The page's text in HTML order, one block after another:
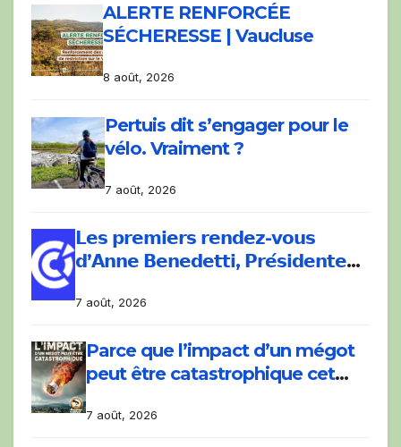
ALERTE RENFORCÉE
SÉCHERESSE | Vaucluse
8 août, 2026
Pertuis dit s’engager pour le
vélo. Vraiment ?
7 août, 2026
𝗟𝗲𝘀 𝗽𝗿𝗲𝗺𝗶𝗲𝗿𝘀 𝗿𝗲𝗻𝗱𝗲𝘇-𝘃𝗼𝘂𝘀
𝗱’𝗔𝗻𝗻𝗲 𝗕𝗲𝗻𝗲𝗱𝗲𝘁𝘁𝗶, 𝗣𝗿𝗲́𝘀𝗶𝗱𝗲𝗻𝘁𝗲
7 août, 2026
Parce que l’impact d’un mégot
peut être catastrophique cet
été.
7 août, 2026